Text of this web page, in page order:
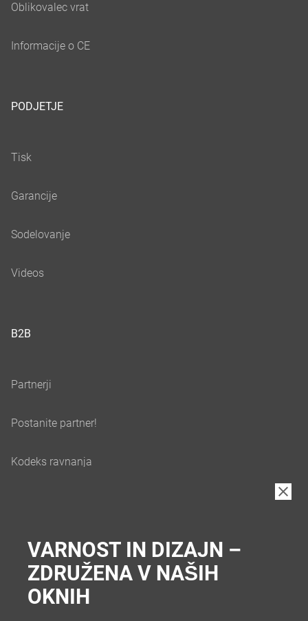
PODJETJE
B2B
VARNOST IN DIZAJN –
ZDRUŽENA V NAŠIH
OKNIH